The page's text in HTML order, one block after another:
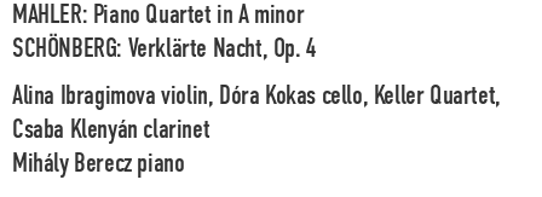
MAHLER: Piano Quartet in A minor
SCHÖNBERG: Verklärte Nacht, Op. 4
Alina Ibragimovaviolin, Dóra Kokas cello, Keller Quartet,
Csaba Klenyán clarinet
Mihály Berecz piano